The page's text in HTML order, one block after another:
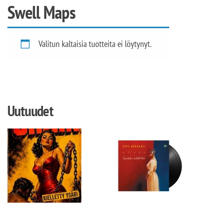
Swell Maps
Valitun kaltaisia tuotteita ei löytynyt.
Uutuudet